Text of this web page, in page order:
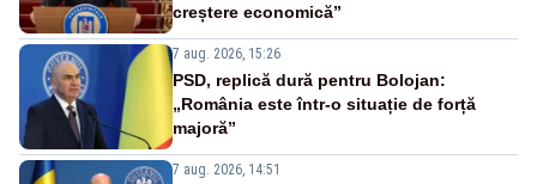
creștere economică”
7 aug. 2026, 15:26
PSD, replică dură pentru Bolojan:
„România este într-o situație de forță
majoră”
7 aug. 2026, 14:51